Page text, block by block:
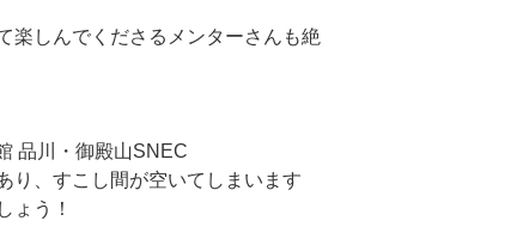
楽しんでくださるメンターさんも絶
品川・御殿山SNEC
り、すこし間が空いてしまいます
ょう！